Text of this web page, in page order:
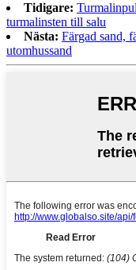
Tidigare:
turmalinsten till salu
Nästa: Färgad sand,
utomhussand